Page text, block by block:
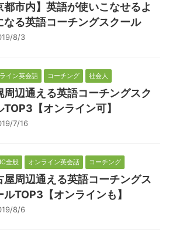
都市内】英語が使いこなせるよ
なる英語コーチングスクール
8/3
イン英会話 コーチング 社会人
周辺通える英語コーチングスク
TOP3【オンライン可】
7/16
全般 オンライン英会話 コーチング
屋周辺通える英語コーチングス
ルTOP3【オンラインも】
8/6